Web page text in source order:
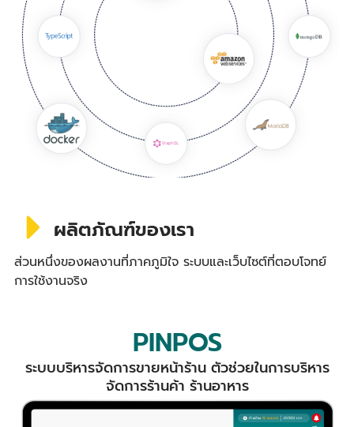
ผลิตภัณฑ์ของเรา
ส่วนหนึ่งของผลงานที่ภาคภูมิใจ ระบบและเว็บไซต์ที่ตอบโจทย์
การใช้งานจริง
PINPOS
ระบบบริหารจัดการขายหน้าร้าน ตัวช่วยในการบริหาร
จัดการร้านค้า ร้านอาหาร